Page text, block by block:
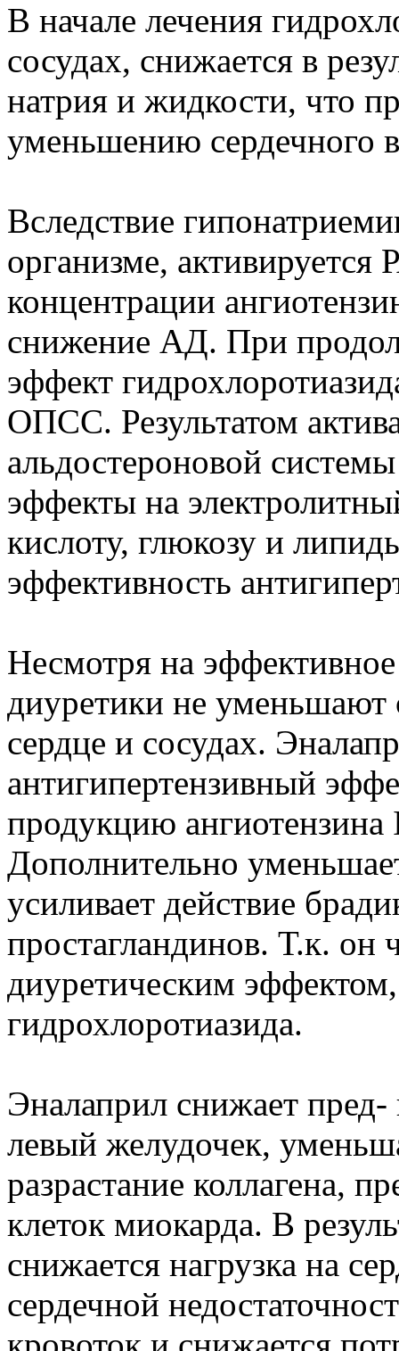
В начале лечения
сосудах, снижается в
натрия и жидкости, что
уменьшению сердечного
Вследствие
организме,
концентрации
снижение АД. При
эффект
ОПСС. Результатом
альдостероновой
эффекты на
кислоту, глюкозу и
эффективность
Несмотря на
диуретики не уменьшают
сердце и сосудах.
антигипертензивный
продукцию
Дополнительно
усиливает действие
простагландинов. Т.к. он
диуретическим
гидрохлоротиазида.
Эналаприл снижает пред-
левый желудочек,
разрастание коллагена,
клеток миокарда. В
снижается нагрузка на
сердечной